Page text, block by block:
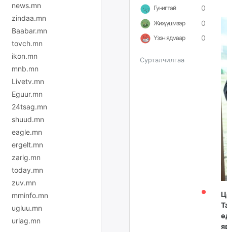
news.mn
zindaa.mn
Baabar.mn
tovch.mn
ikon.mn
mnb.mn
Livetv.mn
Eguur.mn
24tsag.mn
shuud.mn
eagle.mn
ergelt.mn
zarig.mn
today.mn
zuv.mn
mminfo.mn
ugluu.mn
urlag.mn
Гунигтай 0
Жихүүцмээр 0
Үзэн ядмаар 0
Сурталчилгаа